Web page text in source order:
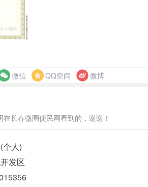
微信 QQ空间 微博
长春微圈便民网看到的，谢谢！
个人)
发区